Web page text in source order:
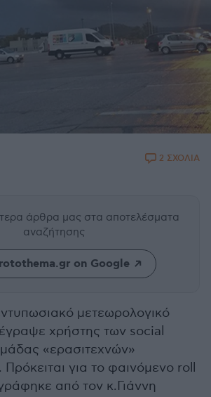
2 ΣΧΟΛΙΑ
άρθρα μας στα αποτελέσματα
αναζήτησης
on Google
μετεωρολογικό
χρήστης των social
«ερασιτεχνών»
για το φαινόμενο roll
από τον κ.Γιάννη